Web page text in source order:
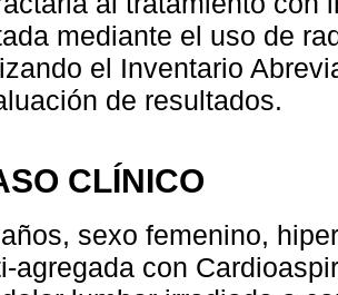
mediante el uso de
el Inventario
de resultados.
CLÍNICO
sexo femenino,
agregada con